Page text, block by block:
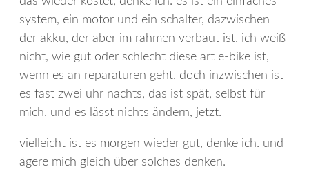
system, ein motor und ein schalter, dazwischen
der akku, der aber im rahmen verbaut ist. ich weiß
nicht, wie gut oder schlecht diese art e-bike ist,
wenn es an reparaturen geht. doch inzwischen ist
es fast zwei uhr nachts, das ist spät, selbst für
mich. und es lässt nichts ändern, jetzt.
vielleicht ist es morgen wieder gut, denke ich. und
ägere mich gleich über solches denken.